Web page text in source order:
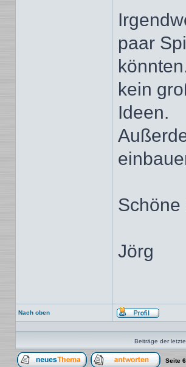
paar
kein
Ideen.
Schöne
Jörg
Nach oben
Profil
Beiträge der
Seite 6